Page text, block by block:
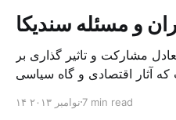
و مسئله سندیکا
مشارکت و تاثیر گذاری بر
آثار اقتصادی و گاه سیاسی
اتحادیه های کارگری در
۱۴ نوامبر ۲۰۱۳ 7 min read